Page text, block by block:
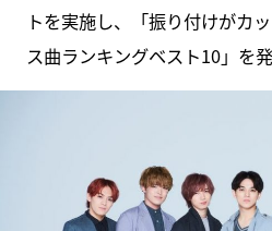
トを実施し、「振り付けがカ
ス曲ランキングベスト10」を発